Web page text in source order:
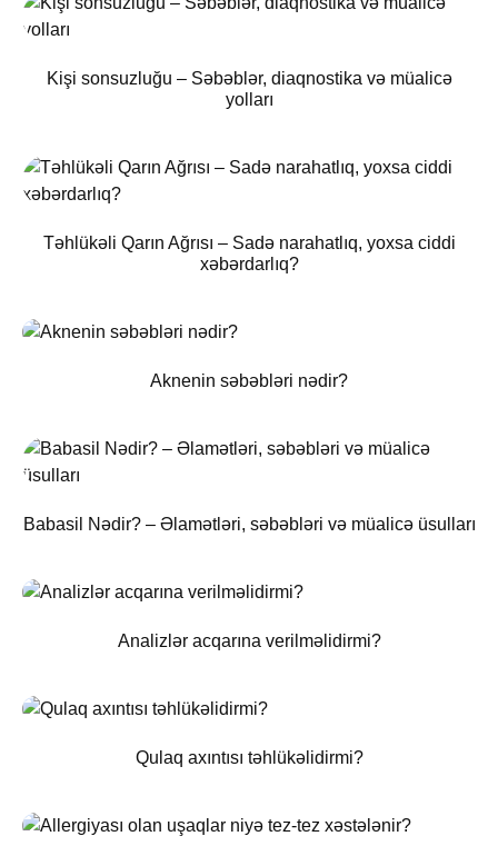
Kişi sonsuzluğu – Səbəblər, diaqnostika və müalicə
yolları
Təhlükəli Qarın Ağrısı – Sadə narahatlıq, yoxsa ciddi
xəbərdarlıq?
Aknenin səbəbləri nədir?
Babasil Nədir? – Əlamətləri, səbəbləri və müalicə üsulları
Analizlər acqarına verilməlidirmi?
Qulaq axıntısı təhlükəlidirmi?